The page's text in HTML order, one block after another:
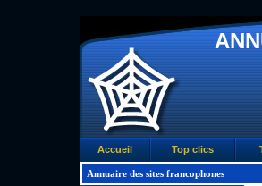
Accueil Top clics
Annuaire des sites francophones